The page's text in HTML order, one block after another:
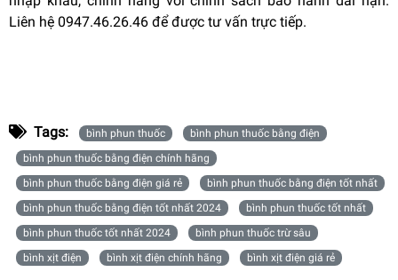
Liên hệ 0947.46.26.46 để được tư vấn trực tiếp.
Tags: bình phun thuốc
bình phun thuốc bằng điện
bình phun thuốc bằng điện chính hãng
bình phun thuốc bằng điện giá rẻ
bình phun thuốc bằng điện tốt nhất
bình phun thuốc bằng điện tốt nhất 2024
bình phun thuốc tốt nhất
bình phun thuốc tốt nhất 2024
bình phun thuốc trừ sâu
bình xịt điện
bình xịt điện chính hãng bình xịt điện giá rẻ